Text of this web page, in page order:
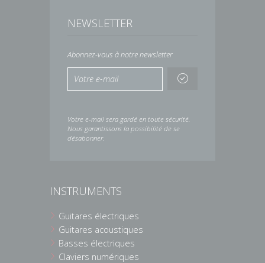
NEWSLETTER
Abonnez-vous à notre newsletter
Votre e-mail sera gardé en toute sécurité.
Nous garantissons la possibilité de se
désabonner.
INSTRUMENTS
Guitares électriques
Guitares acoustiques
Basses électriques
Claviers numériques